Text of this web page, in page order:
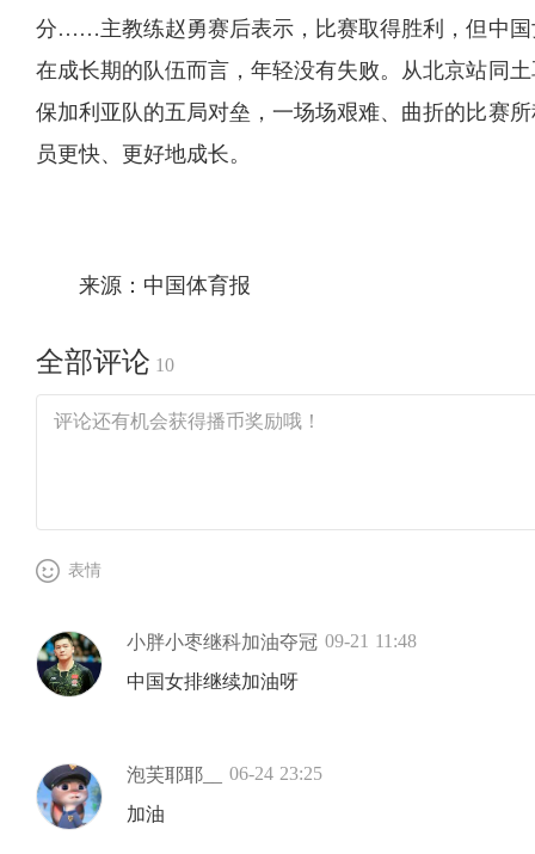
分……主教练赵勇赛后表示，比赛取得胜利，但中
在成长期的队伍而言，年轻没有失败。从北京站同
保加利亚队的五局对垒，一场场艰难、曲折的比赛
员更快、更好地成长。
来源：中国体育报
全部评论 10
表情
小胖小枣继科加油夺冠 09-21 11:48
中国女排继续加油呀
泡芙耶耶__
06-24 23:25
加油